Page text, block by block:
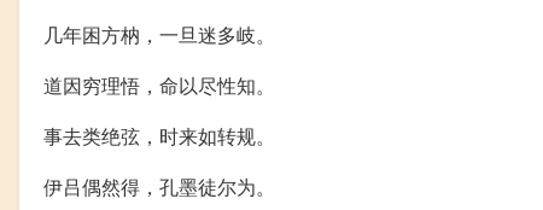
几年困方枘，一旦迷多岐。
道因穷理悟，命以尽性知。
事去类绝弦，时来如转规。
伊吕偶然得，孔墨徒尔为。